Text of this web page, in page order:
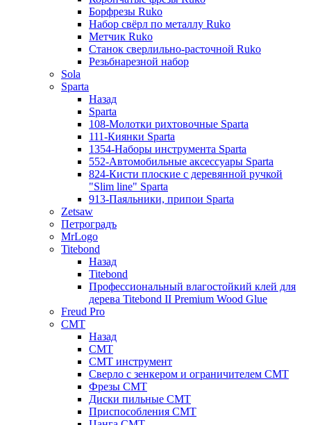
Борфрезы Ruko
Набор свёрл по металлу Ruko
Метчик Ruko
Станок сверлильно-расточной Ruko
Резьбнарезной набор
Sola
Sparta
Назад
Sparta
108-Молотки рихтовочные Sparta
111-Киянки Sparta
1354-Наборы инструмента Sparta
552-Автомобильные аксессуары Sparta
824-Кисти плоские с деревянной ручкой
"Slim line" Sparta
913-Паяльники, припои Sparta
Zetsaw
Петроградъ
MrLogo
Titebond
Назад
Titebond
Профессиональный влагостойкий клей для
дерева Titebond II Premium Wood Glue
Freud Pro
CMT
Назад
CMT
CMT инструмент
Сверло с зенкером и ограничителем CMT
Фрезы CMT
Диски пильные CMT
Приспособления СМТ